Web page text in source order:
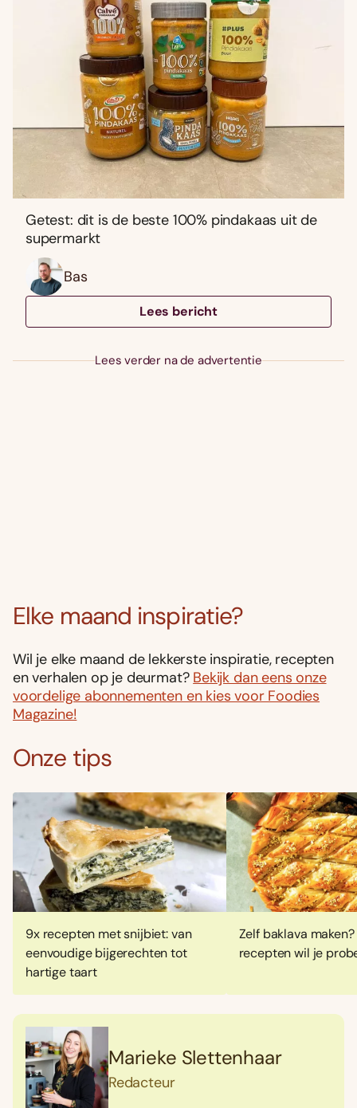
Getest: dit is de beste 100% pindakaas uit de
supermarkt
Bas
Lees bericht
Lees verder na de advertentie
Elke maand inspiratie?
Wil je elke maand de lekkerste inspiratie, recepten
en verhalen op je deurmat? Bekijk dan eens onze
voordelige abonnementen en kies voor Foodies
Magazine!
Onze tips
9x recepten met snijbiet: van
eenvoudige bijgerechten tot
hartige taart
Zelf baklava
recepten wil je
Marieke Slettenhaar
Redacteur